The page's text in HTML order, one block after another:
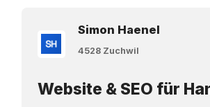
Simon Haenel
4528 Zuchwil
Website & SEO für